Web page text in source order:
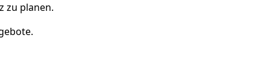
zu planen.